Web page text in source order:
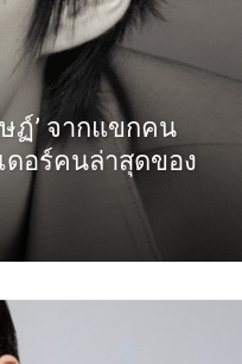
ฏ์’ จากแขกคน
อร์คนล่าสุดของ